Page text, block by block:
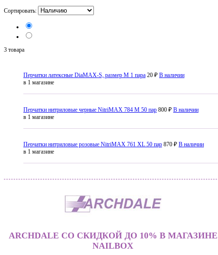
Сортировать:
3 товара
Перчатки латексные DiaMAX-S, размер M 1 пара 20 ₽ В наличии
в 1 магазине
Перчатки нитриловые черные NitriMAX 784 M 50 пар 800 ₽ В наличии
в 1 магазине
Перчатки нитриловые розовые NitriMAX 761 XL 50 пар 870 ₽ В наличии
в 1 магазине
ARCHDALE СО СКИДКОЙ ДО 10% В МАГАЗИНЕ
NAILBOX